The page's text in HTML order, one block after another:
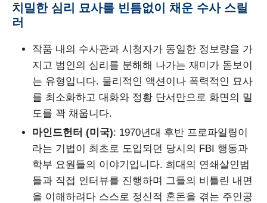
치밀한 심리 묘사를 빈틈없이 채운 수사 스릴
러
작품 내의 수사관과 시청자가 동일한 정보량을 가
지고 범인의 심리를 분해해 나가는 재미가 돋보이
는 유형입니다. 물리적인 액션이나 폭력적인 묘사
를 최소화하고 대화와 정황 단서만으로 화면의 밀
도를 꽉 채웁니다.
마인드헌터 (미국): 1970년대 후반 프로파일링이
라는 기법이 최초로 도입되던 당시의 FBI 행동과
학부 요원들의 이야기입니다. 희대의 연쇄살인범
들과 직접 인터뷰를 진행하며 그들의 비틀린 내면
을 이해하려다 스스로 정신적 혼돈을 겪는 주인공